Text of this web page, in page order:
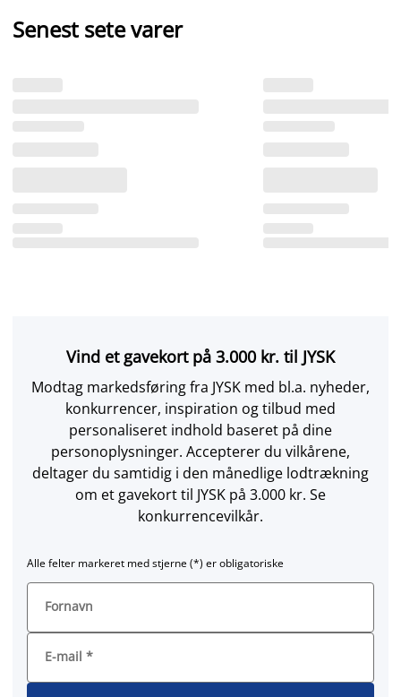
Senest sete varer
Vind et gavekort på 3.000 kr. til JYSK
Modtag markedsføring fra JYSK med bl.a. nyheder,
konkurrencer, inspiration og tilbud med
personaliseret indhold baseret på dine
personoplysninger. Accepterer du vilkårene,
deltager du samtidig i den månedlige lodtrækning
om et gavekort til JYSK på 3.000 kr. Se
konkurrencevilkår.
Alle felter markeret med stjerne (*) er obligatoriske
Fornavn
E-mail *